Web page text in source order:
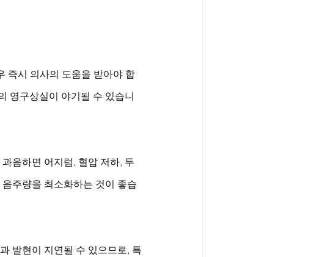
즉시 의사의 도움을 받아야 합
영구상실이 야기될 수 있습니
음하면 어지럼, 혈압 저하, 두
주량을 최소화하는 것이 좋습
발현이 지연될 수 있으므로, 특